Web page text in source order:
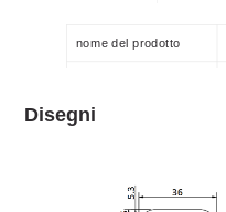
nome del prodotto
Colore
Garanzia
Disegni